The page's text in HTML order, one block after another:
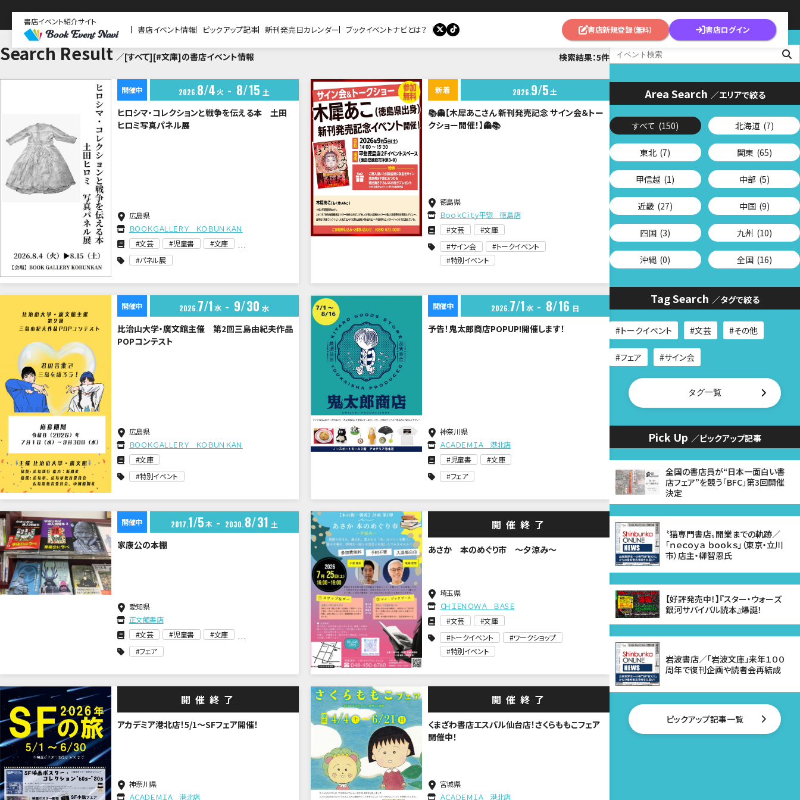
書店イベント紹介サイト
書店イベント情報 ピックアップ記事 新刊発売日カレンダー ブックイベントナビとは？ 書店新規登録（無料） 書店ログイン
Search Result ／[すべて][#文庫]の書店イベント情報 検索結果：5件
開催中 2026 8 4火 8 15 土
ヒロシマ・コレクションと戦争を伝える本 土田
ヒロミ写真パネル展
広島県
ＢＯＯＫＧＡＬＬＥＲＹ ＫＯＢＵＮＫＡＮ
文芸
児童書
文庫
パネル展
新着 2026 9 5 土
📚👻【木犀あこさん 新刊発売記念 サイン会＆トー
クショー開催！】👻📚
徳島県
ＢｏｏｋＣｉｔｙ平惣 徳島店
文芸
文庫
サイン会
トークイベント
特別イベント
開催中 2026 7 1水 9 30 水
比治山大学・廣文館主催 第2回三島由紀夫作品
POPコンテスト
広島県
ＢＯＯＫＧＡＬＬＥＲＹ ＫＯＢＵＮＫＡＮ
文庫
特別イベント
開催中 2026 7 1水 8 16 日
予告！鬼太郎商店POPUP!開催します！
神奈川県
ＡＣＡＤＥＭＩＡ 港北店
児童書
文庫
フェア
開催中 2017 1 5木 2030 8 31 土
家康公の本棚
愛知県
正文館書店
文芸
児童書
文庫
フェア
開催終了
あさか 本のめぐり市 ～夕涼み～
埼玉県
ＣＨＩＥＮＯＷＡ ＢＡＳＥ
文芸
文庫
トークイベント
ワークショップ
特別イベント
開催終了
アカデミア港北店！5/1～SFフェア開催！
神奈川県
ＡＣＡＤＥＭＩＡ 港北店
開催終了
くまざわ書店エスパル仙台店！さくらももこフェア
開催中！
宮城県
ＡＣＡＤＥＭＩＡ 港北店
Area Search ／エリアで絞る
すべて (150) 北海道 (7)
東北 (7) 関東 (65)
甲信越 (1) 中部 (5)
近畿 (27) 中国 (9)
四国 (3) 九州 (10)
沖縄 (0) 全国 (16)
Tag Search ／タグで絞る
トークイベント 文芸 その他
フェア サイン会
タグ一覧
Pick Up ／ピックアップ記事
全国の書店員が“日本一面白い書
店フェア”を競う「BFC」第3回開催
決定
〝猫専門書店〟開業までの軌跡／
「ｎｅｃｏｙａ ｂｏｏｋｓ」（東京・立川
市）店主・柳智恩氏
【好評発売中！】『スター・ウォーズ
銀河サバイバル読本』爆誕！
岩波書店／「岩波文庫」来年１００
周年で復刊企画や読者会再結成
ピックアップ記事一覧